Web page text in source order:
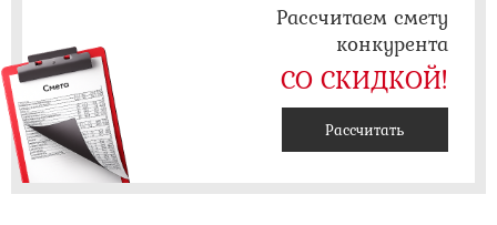
Рассчитаем смету
конкурента
СО СКИДКОЙ!
Рассчитать